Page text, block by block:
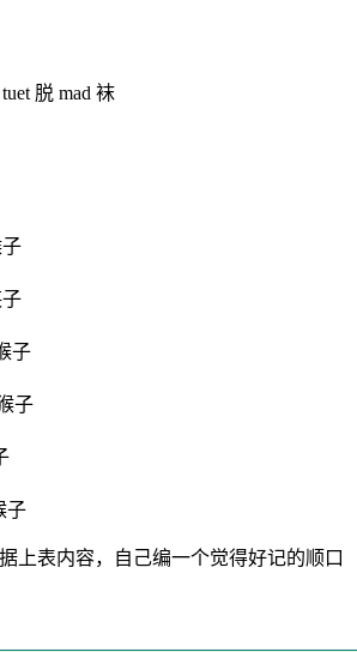
脱 mad 袜
子
子
子
子
子
上表内容，自己编一个觉得好记的顺口